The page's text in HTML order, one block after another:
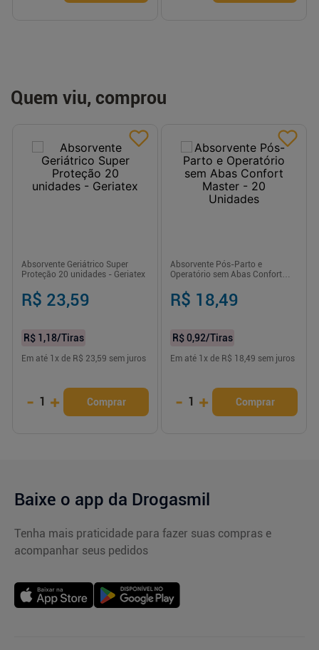
Quem viu, comprou
Absorvente Geriátrico Super
Proteção 20 unidades - Geriatex
R$ 23,59
R$ 1,18/Tiras
Em até 1 x de R$ 23,59 sem juros
- 1 + Comprar
Absorvente Pós-Parto e
Operatório sem Abas Confort
R$ 18,49
R$ 0,92/Tiras
Em até 1 x de R$ 18,49 sem juros
- 1 + Comprar
Baixe o app da Drogasmil
Tenha mais praticidade para fazer suas compras e
acompanhar seus pedidos